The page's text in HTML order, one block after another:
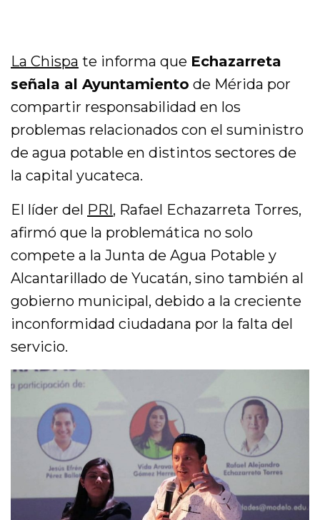
La Chispa te informa que Echazarreta
señala al Ayuntamiento de Mérida por
compartir responsabilidad en los
problemas relacionados con el suministro
de agua potable en distintos sectores de
la capital yucateca.
El líder del PRI, Rafael Echazarreta Torres,
afirmó que la problemática no solo
compete a la Junta de Agua Potable y
Alcantarillado de Yucatán, sino también al
gobierno municipal, debido a la creciente
inconformidad ciudadana por la falta del
servicio.